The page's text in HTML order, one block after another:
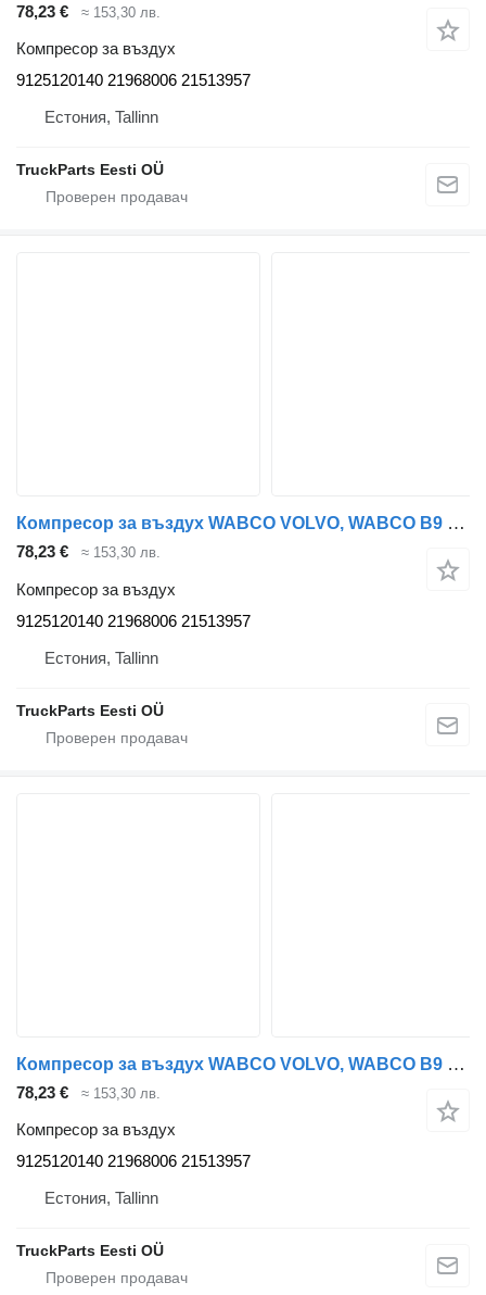
78,23 € ≈ 153,30 лв.
Компресор за въздух
9125120140 21968006 21513957
Естония, Tallinn
TruckParts Eesti OÜ
Компресор за въздух WABCO VOLVO, WABCO B9 (01.10-) 9125120140 за автобус Volvo B7, B8, B9, B12 bus (2005-)
78,23 € ≈ 153,30 лв.
Компресор за въздух
9125120140 21968006 21513957
Естония, Tallinn
TruckParts Eesti OÜ
Компресор за въздух WABCO VOLVO, WABCO B9 (01.10-) 9125120140 за автобус Volvo B7, B8, B9, B12 bus (2005-)
78,23 € ≈ 153,30 лв.
Компресор за въздух
9125120140 21968006 21513957
Естония, Tallinn
TruckParts Eesti OÜ